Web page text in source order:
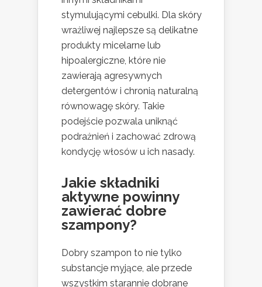
stymulującymi cebulki. Dla skóry
wrażliwej najlepsze są delikatne
produkty micelarne lub
hipoalergiczne, które nie
zawierają agresywnych
detergentów i chronią naturalną
równowagę skóry. Takie
podejście pozwala uniknąć
podrażnień i zachować zdrową
kondycję włosów u ich nasady.
Jakie składniki
aktywne powinny
zawierać dobre
szampony?
Dobry szampon to nie tylko
substancje myjące, ale przede
wszystkim starannie dobrane